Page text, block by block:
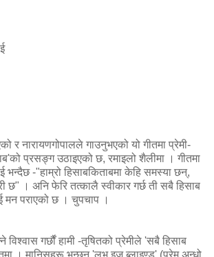
र नारायणगोपालले गाउनुभएको यो गीतमा प्रेमी-
प्रसङ्ग उठाइएको छ, रमाइलो शैलीमा । गीतमा
भन्दैछ -"हाम्रो हिसाबकिताबमा केहि समस्या छन्,
छ" । अनि फेरि तत्कालै स्वीकार गर्छ ती सबै हिसाब
मन पराएको छ । चुपचाप ।
विश्वास गर्छौं हामी -तृषितको प्रेमीले 'सबै हिसाब
। मानिसहरू भन्छन् 'लभ इज ब्लाइण्ड' (प्रेम अन्धो